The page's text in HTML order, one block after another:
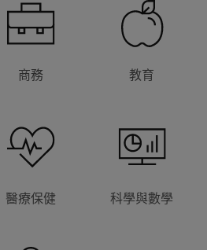
商務 教育
醫療保健 科學與數學